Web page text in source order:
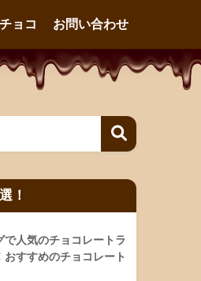
ョコ お問い合わせ
！
で人気のチョコレートラ
おすすめのチョコレート